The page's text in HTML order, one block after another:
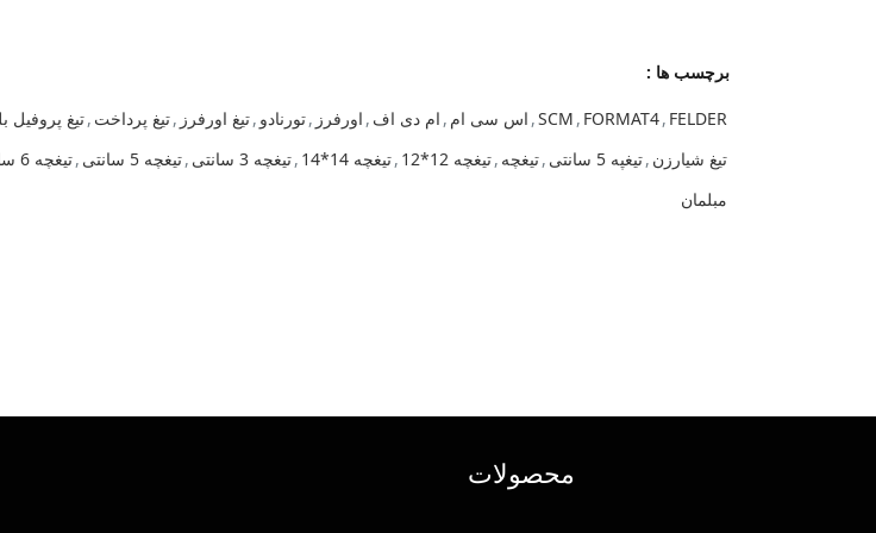
برچسب ها :
FELDER
,
FORMAT4
,
SCM
, اس سی ام , ام دی اف , اورفرز ,تورنادو ,تیغ اورفرز ,تیغ پرداخت ,تیغ پروفیل
تیغ شیارزن ,تیغپه 5 سانتی ,تیغچه ,تیغچه 12*12 ,تیغچه 14*14 ,تیغچه 3 سانتی ,تیغچه 5 سانتی ,تیغچه 6 سانتی
مبلمان
محصولات